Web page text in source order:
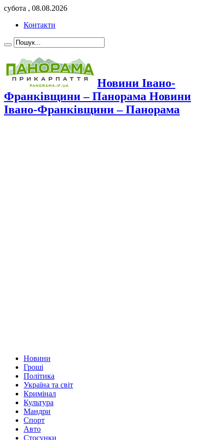
субота , 08.08.2026
Контакти
Новини Івано-
Франківщини – Панорама Новини
Івано-Франківщини – Панорама
Новини
Гроші
Політика
Україна та світ
Кримінал
Культура
Мандри
Спорт
Авто
Стосунки